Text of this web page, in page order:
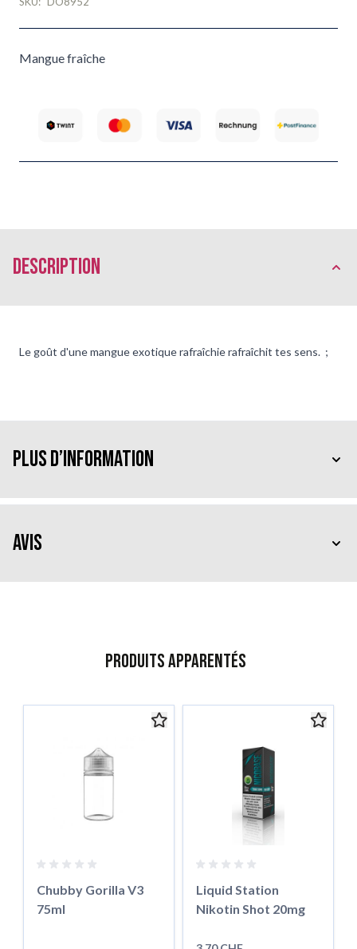
Mangue fraîche
Description
Le goût d'une mangue exotique rafraîchie rafraîchit tes sens. ;
Plus d’information
Avis
Produits apparentés
Tu peux naviguer dans les éléments du carrousel à l'aide de
Appuie pour passer le carrousel
Chubby Gorilla V3
75ml
Liquid Station
Nikotin Shot 20mg